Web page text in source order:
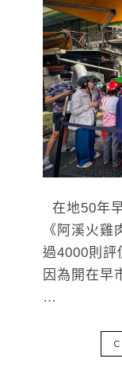
在地50年
《阿溪火
過4000則評
因為開在早
…